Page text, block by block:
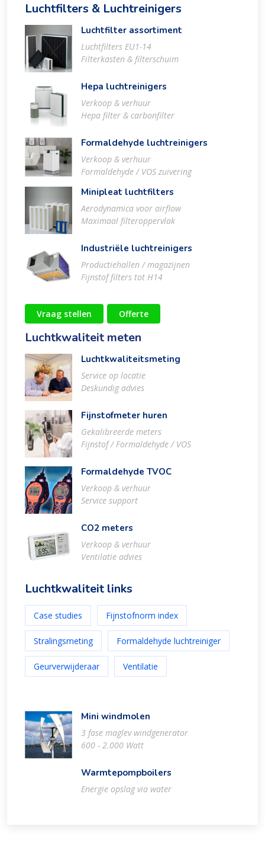
Luchtfilters & Luchtreinigers
Luchtfilter assortiment
Luchtfilters EU1-14
Filterkasten & filterschuim
Hepa luchtreinigers
Verkoop & verhuur
Hepa filter & carbonfilter
Formaldehyde luchtreinigers
Verkoop & verhuur
Formaldehyde / VOS zuivering
Minipleat luchtfilters
Aerodynamica voor airflow
Maximaal filteroppervlak
Industriële luchtreinigers
Productiehallen / magazijnen
Fijnstof filters tot H14
Vraag stellen Offerte
Luchtkwaliteit meten
Luchtkwaliteitsmeting
Service op locatie
Deskundig advies
Fijnstofmeter huren
Gekalibreerde meters
Fijnstof / Formaldehyde / VOS
Formaldehyde TVOC
Verkoop & verhuur
Service support
CO2 meters
Verkoop & verhuur
Ventilatie advies
Luchtkwaliteit links
Case studies Fijnstofnorm index
Stralingsmeting Formaldehyde luchtreiniger
Geurverwijderaar Ventilatie
Mini windmolen
3 fase maglev windgenerator
600 - 2.000 Watt
Warmtepompboilers
Energie opslag via water